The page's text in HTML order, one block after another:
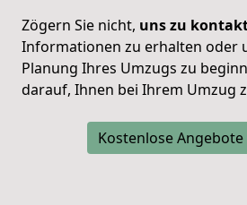
Zögern Sie nicht, uns zu
Informationen zu erhalten oder
Planung Ihres Umzugs zu
darauf, Ihnen bei Ihrem Umzug
Kostenlose